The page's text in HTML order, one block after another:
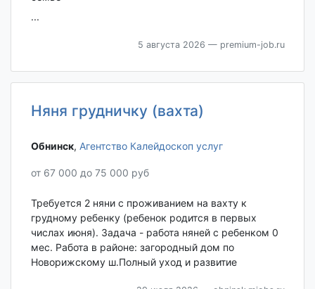
...
5 августа 2026 — premium-job.ru
Няня грудничку (вахта)
Обнинск‎, Агентство Калейдоскоп услуг
от 67 000 до 75 000 руб
Требуется 2 няни с проживанием на вахту к
грудному ребенку (ребенок родится в первых
числах июня). Задача - работа няней с ребенком 0
мес. Работа в районе: загородный дом по
Новорижскому ш.Полный уход и развитие